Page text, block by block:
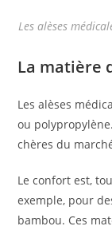
Les alèses
La matière
Les alèses
ou
chères du
Le confort est,
exemple, pour
bambou. Ces